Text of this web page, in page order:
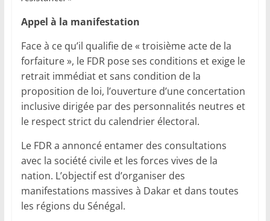
Appel à la manifestation
Face à ce qu’il qualifie de « troisième acte de la
forfaiture », le FDR pose ses conditions et exige le
retrait immédiat et sans condition de la
proposition de loi, l’ouverture d’une concertation
inclusive dirigée par des personnalités neutres et
le respect strict du calendrier électoral.
Le FDR a annoncé entamer des consultations
avec la société civile et les forces vives de la
nation. L’objectif est d’organiser des
manifestations massives à Dakar et dans toutes
les régions du Sénégal.